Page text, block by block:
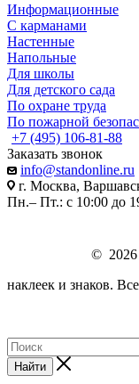
Информационные
С карманами
Настенные
Напольные
Для школы
Для детского сада
По охране труда
По пожарной
+7 (495) 106-81-88
Заказать звонок
info@standonline.ru
г. Москва,
Пн.– Пт.: с 10:00 до
© 2026
наклеек и знаков.
Найти